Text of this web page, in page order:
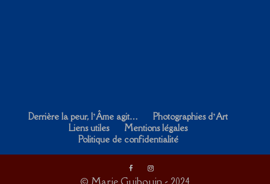
Derrière la peur, l’Âme agit…
Photographies d’Art
Liens utiles
Mentions légales
Politique de confidentialité